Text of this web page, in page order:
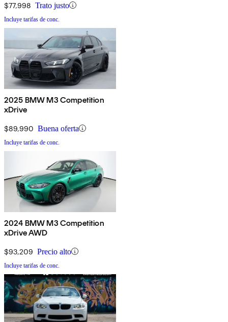
$77,998 Trato justo
Incluye tarifas de conc.
2025 BMW M3 Competition
xDrive
$89,990 Buena oferta
Incluye tarifas de conc.
2024 BMW M3 Competition
xDrive AWD
$93,209 Precio alto
Incluye tarifas de conc.